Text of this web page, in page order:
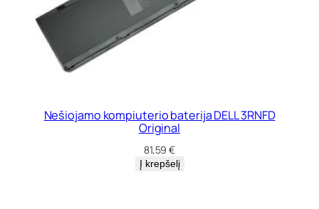
Nešiojamo kompiuterio baterija DELL 3RNFD
Original
81,59€
Į krepšelį